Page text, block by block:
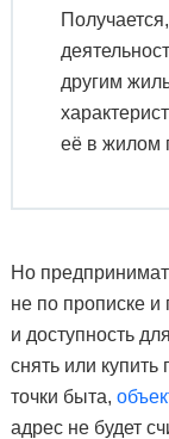
другим
её в жилом
Но
не по прописке и
и доступность
снять или
точки быта,
адрес не будет